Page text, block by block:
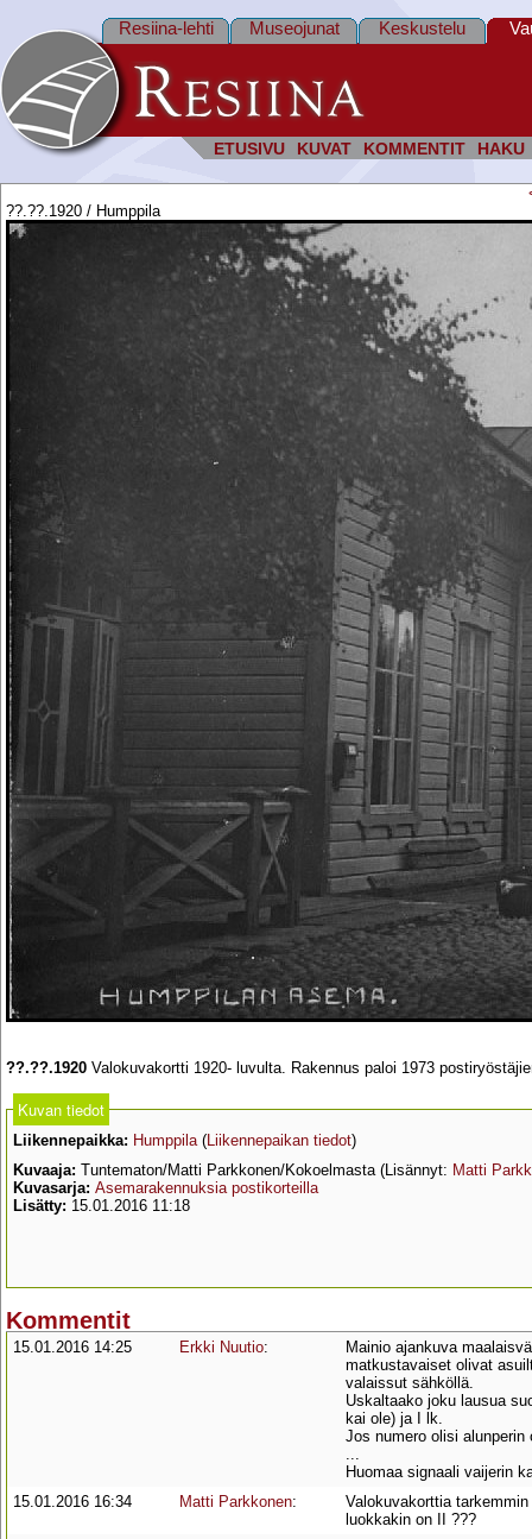
ETUSIVU KUVAT KOMMENTIT HAKU
Resiina-lehti Museojunat Keskustelu
??.??.1920 / Humppila
??.??.1920 Valokuvakortti 1920- luvulta. Rakennus paloi 1973
Kuvan tiedot
Liikennepaikka: Humppila(Liikennepaikan tiedot)
Kuvaaja: Tuntematon/Matti Parkkonen/Kokoelmasta (Lisännyt: Matti
Kuvasarja: Asemarakennuksia postikorteilla
Lisätty: 15.01.2016 11:18
Kommentit
15.01.2016 14:25 Erkki Nuutio:
Mainio ajankuva
matkustavaiset olivat
valaissut sähköllä.
Uskaltaako joku lausua
kai ole) ja I lk.
Jos numero olisi
...
Huomaa signaali vaijerin
15.01.2016 16:34
Matti Parkkonen:
Valokuvakorttia
luokkakin on II ???